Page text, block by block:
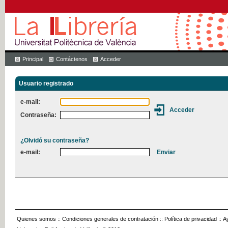
Principal Contáctenos Acceder
Usuario registrado
e-mail:
Contraseña:
¿Olvidó su contraseña?
e-mail:
Quienes somos :: Condiciones generales de contratación :: Política de privacidad ::